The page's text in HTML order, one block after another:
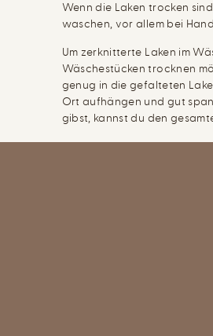
Wenn die Laken trocken
waschen, vor allem bei
Um zerknitterte Laken im
Wäschestücken trocknen
genug in die gefalteten
Ort aufhängen und gut
gibst, kannst du den